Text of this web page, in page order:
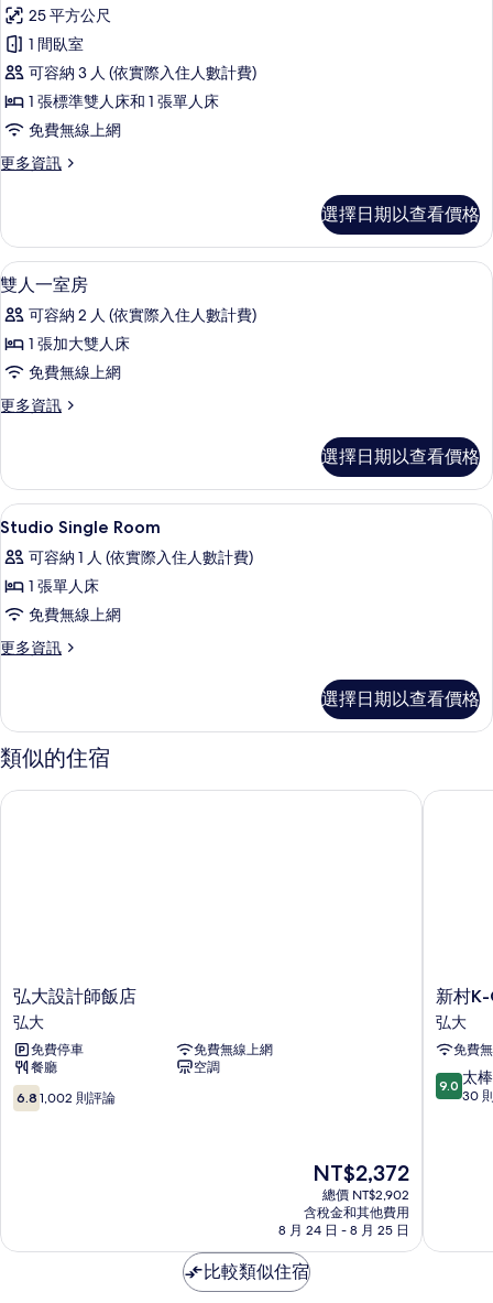
人
房
(Studio)
的
所
有
片
25 平方公尺
1 間臥室
可容納 3 人 (依實際入住人數計費)
1 張標準雙人床和 1 張單人床
免費無線上網
更多資訊
更
房
(Studio)
的
情
選擇日期以查看價格
顯
示
雙
人
室
的
所
有
相
片
7
雙人一室房
可容納 2 人 (依實際入住人數計費)
1 張加大雙人床
免費無線上網
更多資訊
更
一
室
房
詳
情
選擇日期以查看價格
顯
示
Studio
Single
Room
的
相
片
9
Studio Single Room
可容納 1 人 (依實際入住人數計費)
1 張單人床
免費無線上網
更多資訊
更
Room
的
詳
選擇日期以查看價格
類似的住宿
弘
大
設
計
師
飯
店
弘大設計師飯店
弘大
免費停車
免費無線上網
餐廳
空調
6.8
分，
論
6.8 1,002 則評論
現
在
價
格
為
NT$2,372
總價 NT$2,902
含稅金和其他費用
8 月 24 日 - 8 月 25 日
弘大設計師飯店
新
村
K-
Grand
青
年
新村
弘大
免費
9.0
分，
30
9.0 太
30
新村K-
比較類似住宿